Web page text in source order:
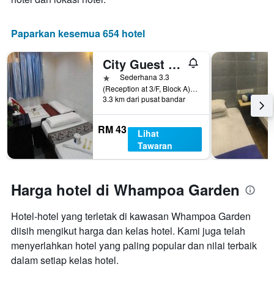
Paparkan kesemua 654 hotel
City Guest House
1 bintang
Sederhana 3.3
(Reception at 3/F, Block A)Flat D3, 7 Floor, Block D, Chungking Mansion, 36-44 Nathan Road, Hong Kong, Hong Kong
3.3 km dari pusat bandar
RM 43
Lihat
Tawaran
Harga hotel di Whampoa Garden
Hotel-hotel yang terletak di kawasan Whampoa Garden
diisih mengikut harga dan kelas hotel. Kami juga telah
menyerlahkan hotel yang paling popular dan nilai terbaik
dalam setiap kelas hotel.